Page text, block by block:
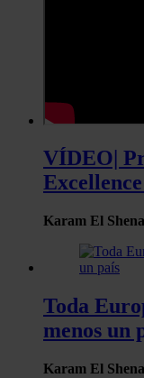
VÍDEO|
Karam El
Toda
menos un
Karam El